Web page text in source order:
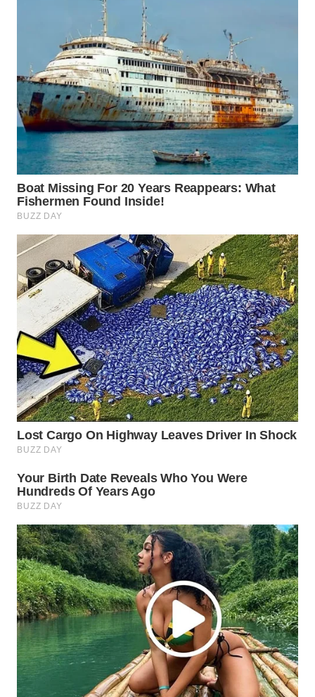
WN
SUMEDANG
WN
CIANJUR
WN
KEPULAUAN
SERIBU
WN
TANGERANG
WN
BINJAI
WN
CIREBON
WN
INDRAMAYU
WN
WN
MAJALENGKA
WN
SUBANG
WN
SUKABUMI
WN
PURWAKARTA